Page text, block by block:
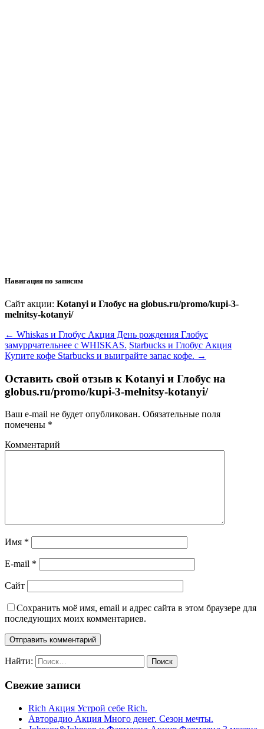
Навигация по записям
Сайт акции: Kotanyi и Глобус на globus.ru/promo/kupi-3-
melnitsy-kotanyi/
← Whiskas и Глобус Акция День рождения Глобус
замуррчательнее с WHISKAS. Starbucks и Глобус Акция
Купите кофе Starbucks и выиграйте запас кофе. →
Оставить свой отзыв к Kotanyi и Глобус на
globus.ru/promo/kupi-3-melnitsy-kotanyi/
Ваш e-mail не будет опубликован. Обязательные поля
помечены *
Комментарий
Имя *
E-mail *
Сайт
Сохранить моё имя, email и адрес сайта в этом браузере для
последующих моих комментариев.
Найти:
Свежие записи
Rich Акция Устрой себе Rich.
Авторадио Акция Много денег. Сезон мечты.